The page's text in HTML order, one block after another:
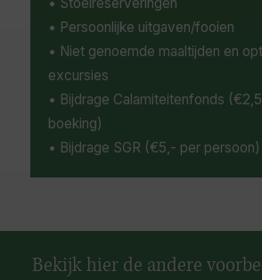
• Persoonlijke uitgaven/fooien
• Niet genoemde maaltijden en
excursies
• Bijdrage Calamiteitenfonds
boeking)
• Bijdrage SGR (€5,- per persoon)
Bekijk hier de andere